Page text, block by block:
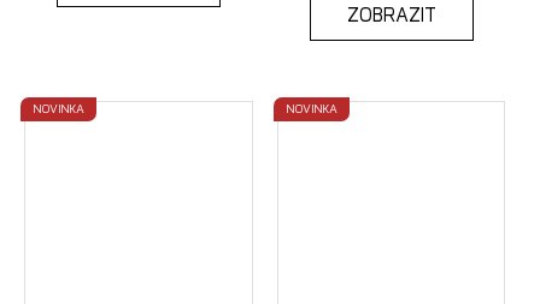
ZOBRAZIT
NOVINKA NOVINKA